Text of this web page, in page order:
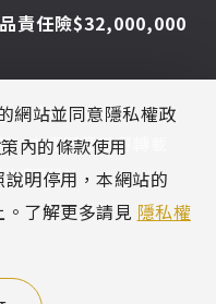
責任險$32,000,000
Reserved.
未經同意不得轉載
網頁設計
網站並同意隱私權政
內的條款使用
明停用，本網站的
了解更多請見 隱私權